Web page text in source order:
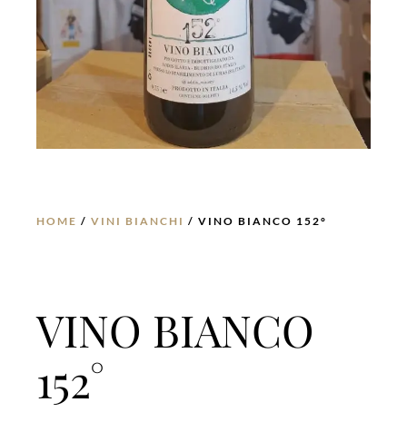
HOME /VINI BIANCHI / VINO BIANCO 152°
VINO BIANCO
152°